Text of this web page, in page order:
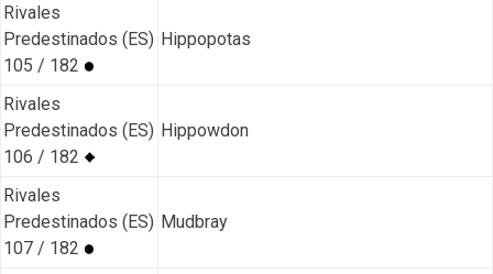
Rivales
Predestinados (ES)
105 / 182
Hippopotas
Rivales
Predestinados (ES)
106 / 182
Hippowdon
Rivales
Predestinados (ES)
107 / 182
Mudbray